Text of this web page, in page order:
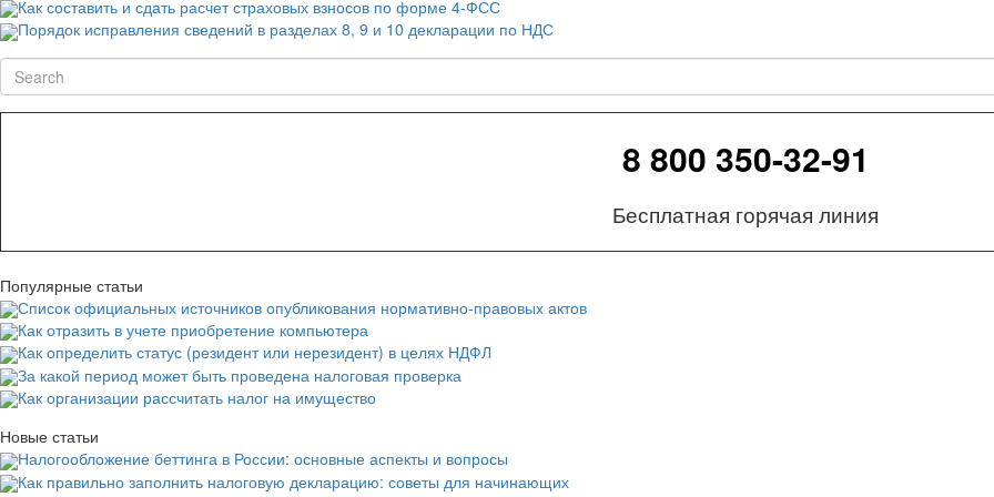
Как составить и сдать расчет страховых взносов по форме 4-ФСС
Порядок исправления сведений в разделах 8, 9 и 10 декларации по НДС
Search
8 800 350-32-91
Бесплатная горячая линия
Популярные статьи
Список официальных источников опубликования нормативно-правовых актов
Как отразить в учете приобретение компьютера
Как определить статус (резидент или нерезидент) в целях НДФЛ
За какой период может быть проведена налоговая проверка
Как организации рассчитать налог на имущество
Новые статьи
Налогообложение беттинга в России: основные аспекты и вопросы
Как правильно заполнить налоговую декларацию: советы для начинающих